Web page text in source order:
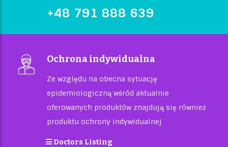
+48 791 888 639
Ochrona indywidualna
Ze względu na obecna sytuację
epidemiologiczną wśród aktualnie
oferowanych produktów znajdują się również
produktu ochrony indywidualnej
Doctors Listing